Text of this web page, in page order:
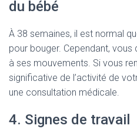
du bébé
À 38 semaines, il est normal
pour bouger. Cependant,
à ses mouvements. Si vous
significative de l’activité de
une consultation médicale.
4. Signes de travail